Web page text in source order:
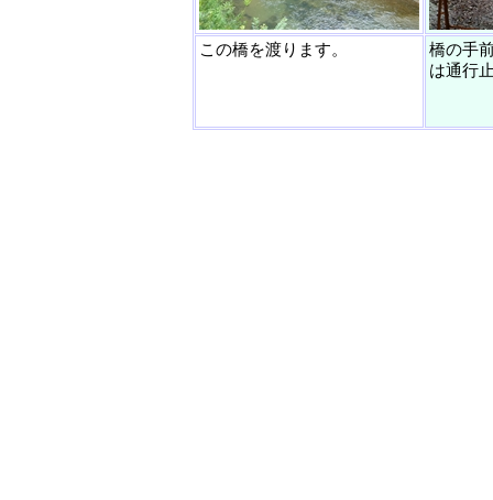
この橋を渡ります。
橋の手
は通行